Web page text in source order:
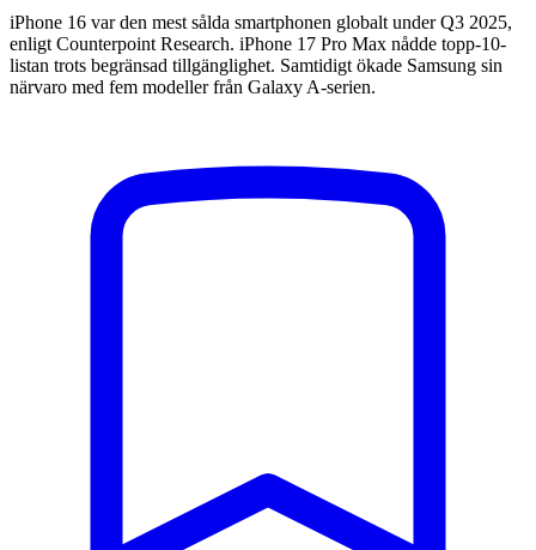
iPhone 16 var den mest sålda smartphonen globalt under Q3 2025,
enligt Counterpoint Research. iPhone 17 Pro Max nådde topp-10-
listan trots begränsad tillgänglighet. Samtidigt ökade Samsung sin
närvaro med fem modeller från Galaxy A-serien.